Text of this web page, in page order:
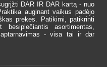
DAR IR DAR kartą - nuo
auginant vaikus padėjo
prekes. Patikimi, patikrinti
asortimentas,
- visa tai ir dar